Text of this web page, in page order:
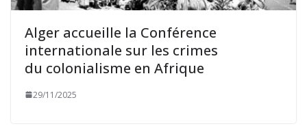
Alger accueille la Conférence
internationale sur les crimes
du colonialisme en Afrique
29/11/2025